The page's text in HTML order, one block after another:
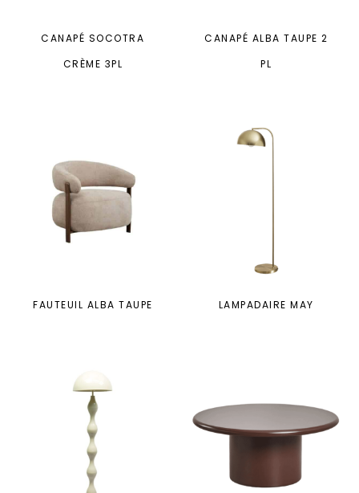
CANAPÉ SOCOTRA
CRÈME 3PL
CANAPÉ ALBA TAUPE 2
PL
FAUTEUIL ALBA TAUPE LAMPADAIRE MAY